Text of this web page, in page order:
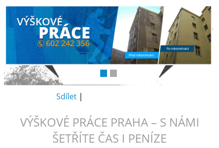
Sdílet |
VÝŠKOVÉ PRÁCE PRAHA – S NÁMI
ŠETŘÍTE ČAS I PENÍZE